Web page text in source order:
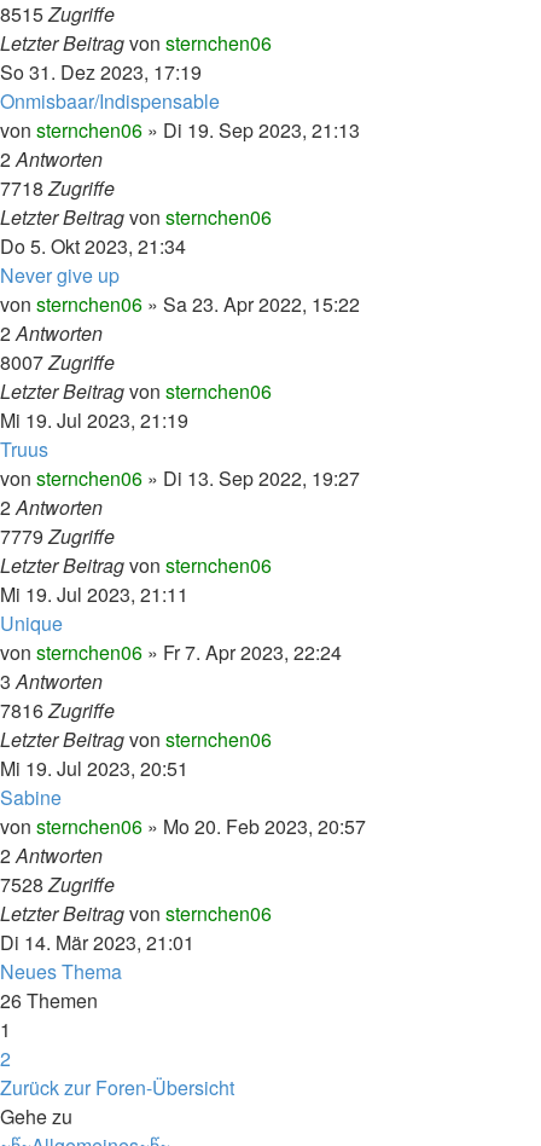
8515Zugriffe
Letzter Beitragvon sternchen06
So 31. Dez 2023, 17:19
Onmisbaar/Indispensable
von sternchen06 » Di 19. Sep 2023, 21:13
2Antworten
7718Zugriffe
Letzter Beitragvon sternchen06
Do 5. Okt 2023, 21:34
Never give up
von sternchen06 » Sa 23. Apr 2022, 15:22
2Antworten
8007Zugriffe
Letzter Beitragvon sternchen06
Mi 19. Jul 2023, 21:19
Truus
von sternchen06 » Di 13. Sep 2022, 19:27
2Antworten
7779Zugriffe
Letzter Beitragvon sternchen06
Mi 19. Jul 2023, 21:11
Unique
von sternchen06 » Fr 7. Apr 2023, 22:24
3Antworten
7816Zugriffe
Letzter Beitragvon sternchen06
Mi 19. Jul 2023, 20:51
Sabine
von sternchen06 » Mo 20. Feb 2023, 20:57
2Antworten
7528Zugriffe
Letzter Beitragvon sternchen06
Di 14. Mär 2023, 21:01
Neues Thema
26 Themen
1
2
Nächste
Zurück zur Foren-Übersicht
Gehe zu